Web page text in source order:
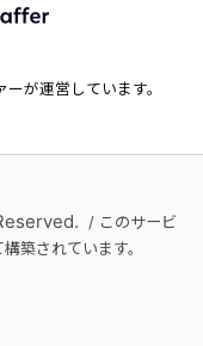
が運営しています。
/ このサービ
築されています。